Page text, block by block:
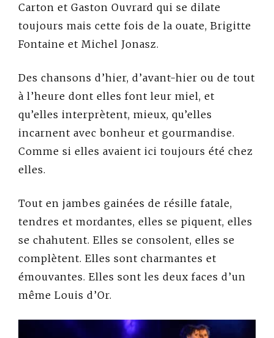
Carton et Gaston Ouvrard qui se dilate
toujours mais cette fois de la ouate, Brigitte
Fontaine et Michel Jonasz.
Des chansons d’hier, d’avant-hier ou de tout
à l’heure dont elles font leur miel, et
qu’elles interprètent, mieux, qu’elles
incarnent avec bonheur et gourmandise.
Comme si elles avaient ici toujours été chez
elles.
Tout en jambes gainées de résille fatale,
tendres et mordantes, elles se piquent, elles
se chahutent. Elles se consolent, elles se
complètent. Elles sont charmantes et
émouvantes. Elles sont les deux faces d’un
même Louis d’Or.